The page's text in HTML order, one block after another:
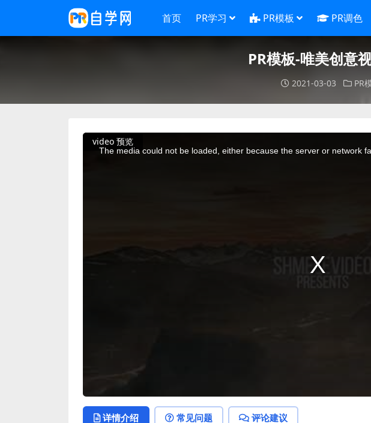
首页 PR学习 PR模板 PR调色
PR模板-唯美创意
2021-03-03 PR
video 预览
This
The media could not be loaded, either because the server or network
详情介绍 常见问题 评论建议